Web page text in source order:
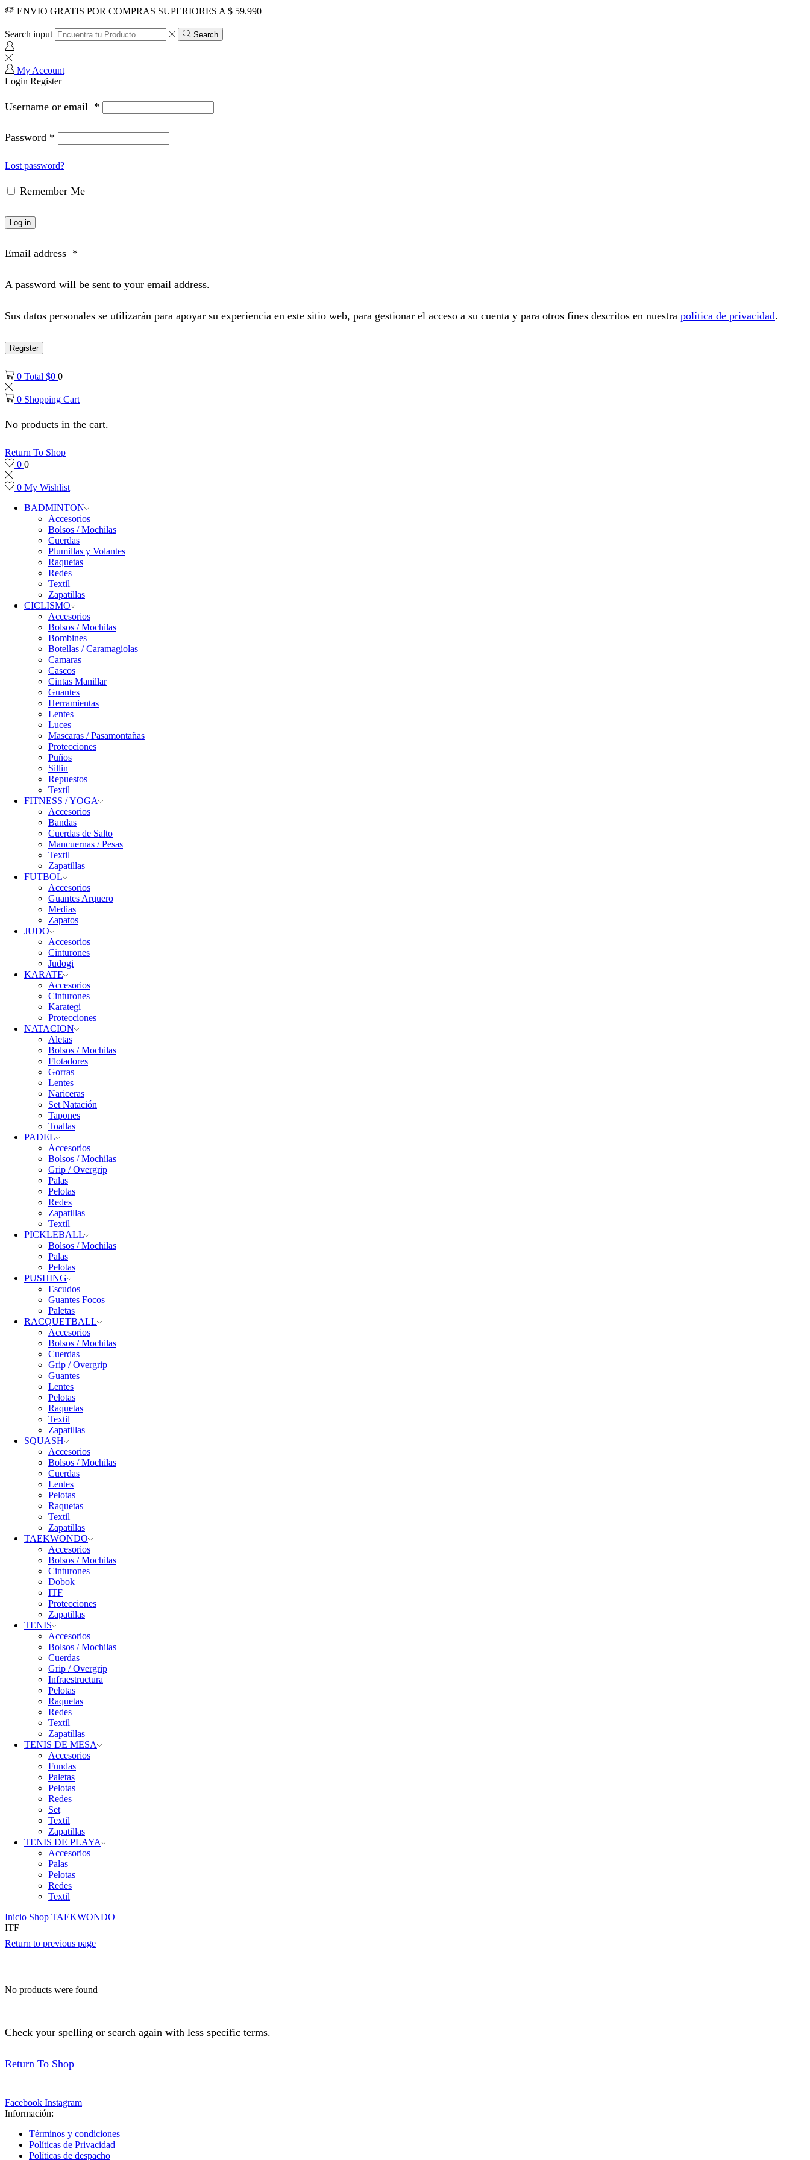
ENVIO GRATIS POR COMPRAS SUPERIORES A $ 59.990
Search input Search
My Account
Login Register
Username or email *
Password *
Lost password?
Remember Me
Log in
Email address *
A password will be sent to your email address.
Sus datos personales se utilizarán para apoyar su experiencia en este sitio web, para gestionar el acceso a su cuenta y para otros fines descritos en nuestra política de privacidad.
Register
0 Total $0 0
0 Shopping Cart
No products in the cart.
Return To Shop
0 0
0 My Wishlist
BADMINTON
Accesorios
Bolsos / Mochilas
Cuerdas
Plumillas y Volantes
Raquetas
Redes
Textil
Zapatillas
CICLISMO
Accesorios
Bolsos / Mochilas
Bombines
Botellas / Caramagiolas
Camaras
Cascos
Cintas Manillar
Guantes
Herramientas
Lentes
Luces
Mascaras / Pasamontañas
Protecciones
Puños
Sillin
Repuestos
Textil
FITNESS / YOGA
Accesorios
Bandas
Cuerdas de Salto
Mancuernas / Pesas
Textil
Zapatillas
FUTBOL
Accesorios
Guantes Arquero
Medias
Zapatos
JUDO
Accesorios
Cinturones
Judogi
KARATE
Accesorios
Cinturones
Karategi
Protecciones
NATACION
Aletas
Bolsos / Mochilas
Flotadores
Gorras
Lentes
Nariceras
Set Natación
Tapones
Toallas
PADEL
Accesorios
Bolsos / Mochilas
Grip / Overgrip
Palas
Pelotas
Redes
Zapatillas
Textil
PICKLEBALL
Bolsos / Mochilas
Palas
Pelotas
PUSHING
Escudos
Guantes Focos
Paletas
RACQUETBALL
Accesorios
Bolsos / Mochilas
Cuerdas
Grip / Overgrip
Guantes
Lentes
Pelotas
Raquetas
Textil
Zapatillas
SQUASH
Accesorios
Bolsos / Mochilas
Cuerdas
Lentes
Pelotas
Raquetas
Textil
Zapatillas
TAEKWONDO
Accesorios
Bolsos / Mochilas
Cinturones
Dobok
ITF
Protecciones
Zapatillas
TENIS
Accesorios
Bolsos / Mochilas
Cuerdas
Grip / Overgrip
Infraestructura
Pelotas
Raquetas
Redes
Textil
Zapatillas
TENIS DE MESA
Accesorios
Fundas
Paletas
Pelotas
Redes
Set
Textil
Zapatillas
TENIS DE PLAYA
Accesorios
Palas
Pelotas
Redes
Textil
Inicio Shop TAEKWONDO
ITF
Return to previous page
No products were found
Check your spelling or search again with less specific terms.
Return To Shop
Facebook Instagram
Información:
Términos y condiciones
Políticas de Privacidad
Políticas de despacho